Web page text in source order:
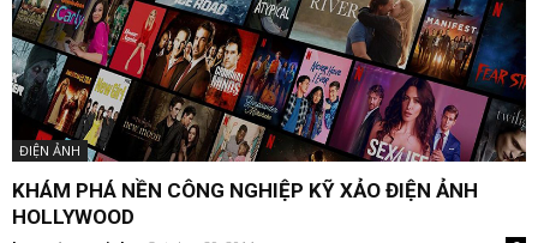
ĐIỆN ẢNH
KHÁM PHÁ NỀN CÔNG NGHIỆP KỸ XẢO ĐIỆN ẢNH
HOLLYWOOD